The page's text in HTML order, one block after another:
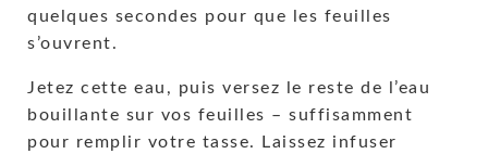
quelques secondes pour que les feuilles
s’ouvrent.
Jetez cette eau, puis versez le reste de l’eau
bouillante sur vos feuilles – suffisamment
pour remplir votre tasse. Laissez infuser